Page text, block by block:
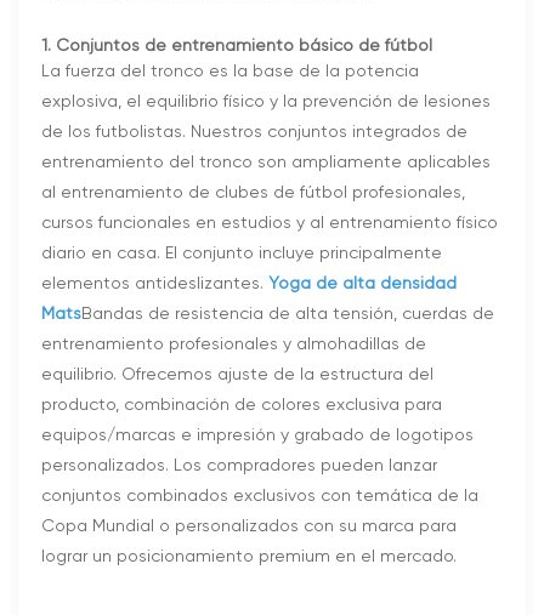
1. Conjuntos de entrenamiento básico de fútbol
La fuerza del tronco es la base de la potencia
explosiva, el equilibrio físico y la prevención de lesiones
de los futbolistas. Nuestros conjuntos integrados de
entrenamiento del tronco son ampliamente aplicables
al entrenamiento de clubes de fútbol profesionales,
cursos funcionales en estudios y al entrenamiento físico
diario en casa. El conjunto incluye principalmente
elementos antideslizantes. Yoga de alta densidad
M atsBandas de resistencia de alta tensión, cuerdas de
entrenamiento profesionales y almohadillas de
equilibrio. Ofrecemos ajuste de la estructura del
producto, combinación de colores exclusiva para
equipos/marcas e impresión y grabado de logotipos
personalizados. Los compradores pueden lanzar
conjuntos combinados exclusivos con temática de la
Copa Mundial o personalizados con su marca para
lograr un posicionamiento premium en el mercado.